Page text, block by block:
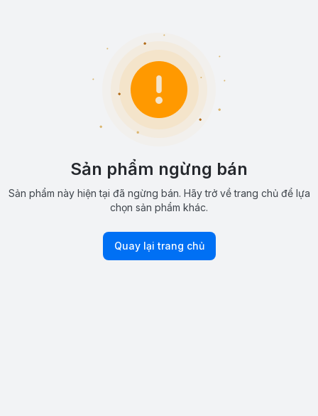
Sản phẩm ngừng bán
Sản phẩm này hiện tại đã ngừng bán. Hãy trở về trang chủ để lựa
chọn sản phẩm khác.
Quay lại trang chủ